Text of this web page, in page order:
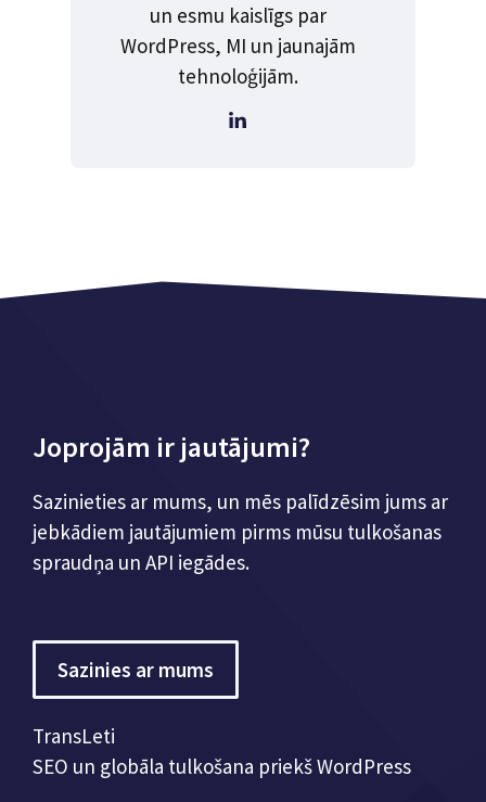
un esmu kaislīgs par
WordPress, MI un jaunajām
tehnoloģijām.
Joprojām ir jautājumi?
Sazinieties ar mums, un mēs palīdzēsim jums ar
jebkādiem jautājumiem pirms mūsu tulkošanas
spraudņa un API iegādes.
Sazinies ar mums
TransLeti
SEO un globāla tulkošana priekš WordPress